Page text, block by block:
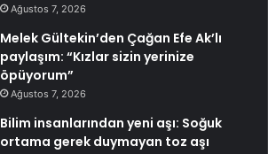
Ağustos 7, 2026
Melek Gültekin’den Çağan Efe Ak’lı
paylaşım: “Kızlar sizin yerinize
öpüyorum”
Ağustos 7, 2026
Bilim insanlarından yeni aşı: Soğuk
ortama gerek duymayan toz aşı